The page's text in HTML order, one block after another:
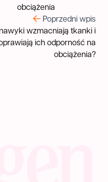
Poprzedni wpis
wzmacniają tkanki i
ich odporność na
obciążenia?